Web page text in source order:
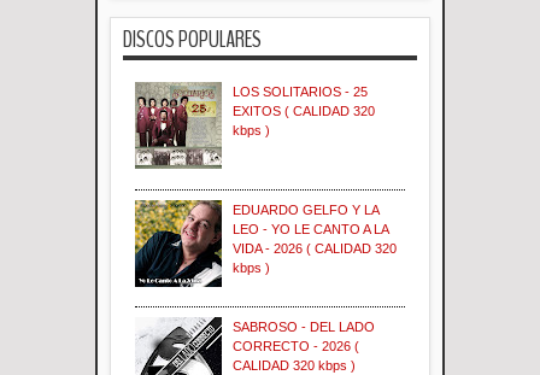
DISCOS POPULARES
LOS SOLITARIOS - 25
EXITOS ( CALIDAD 320
kbps )
EDUARDO GELFO Y LA
LEO - YO LE CANTO A LA
VIDA - 2026 ( CALIDAD 320
kbps )
SABROSO - DEL LADO
CORRECTO - 2026 (
CALIDAD 320 kbps )